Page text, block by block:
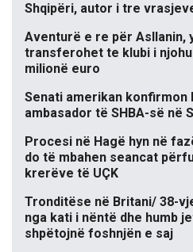
Shqipëri, autor i tre
Aventurë e re për Asllanin,
transferohet te klubi i
milionë euro
Senati amerikan konfirmon
ambasador të SHBA-së në
Procesi në Hagë hyn në
do të mbahen seancat
krerëve të UÇK
Tronditëse në Britani/ 38-
nga kati i nëntë dhe humb
shpëtojnë foshnjën e saj